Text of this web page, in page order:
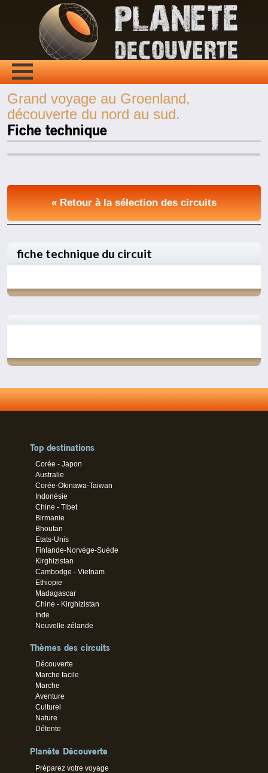
Grand voyage au Groenland,
découverte du nord au sud.
Fiche technique
« Retour à la sélection des circuits
fiche technique du circuit
Top destinations
Corée - Japon
Australie
Corée-Okinawa-Taiwan
Indonésie
Chine - Tibet
Birmanie
Bhoutan
Etats-Unis
Finlande-Norvège-Suède
Kirghizistan
Cambodge - Vietnam
Ethiopie
Madagascar
Chine - Kirghizistan
Inde
Nouvelle-zélande
Thèmes des circuits
Découverte
Marche facile
Marche
Aventure
Culturel
Nature
Détente
Planète Découverte
Préparez votre voyage